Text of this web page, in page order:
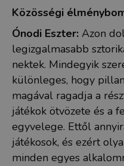
Közösségi
Ónodi Eszter: Azon
legizgalmasabb
nektek. Mindegyik
különleges, hogy
magával ragadja a
játékok ötvözete és a
egyvelege. Ettől
játékosok, és ezért
minden egyes